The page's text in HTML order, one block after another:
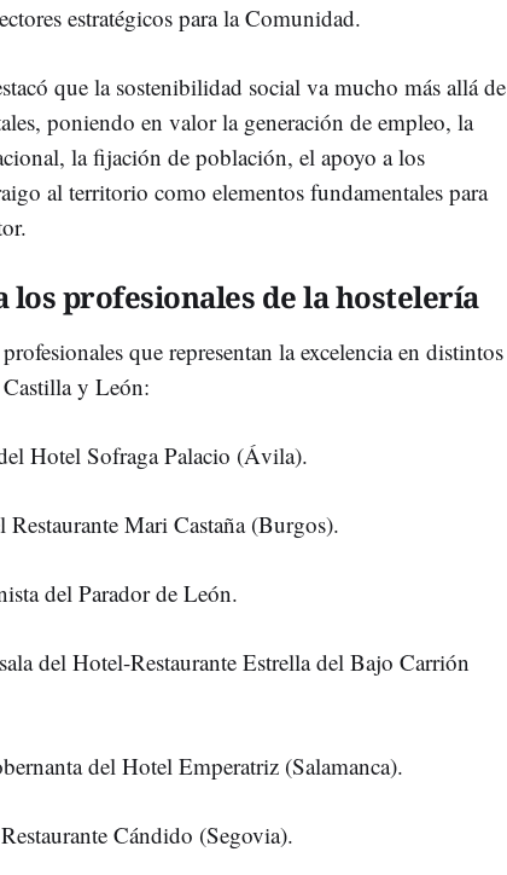
estratégicos para la Comunidad.
que la sostenibilidad social va mucho más allá de
poniendo en valor la generación de empleo, la
la fijación de población, el apoyo a los
al territorio como elementos fundamentales para
los profesionales de la hostelería
que representan la excelencia en distintos
y León:
Hotel Sofraga Palacio (Ávila).
Mari Castaña (Burgos).
del Parador de León.
del Hotel-Restaurante Estrella del Bajo Carrión
del Hotel Emperatriz (Salamanca).
Cándido (Segovia).